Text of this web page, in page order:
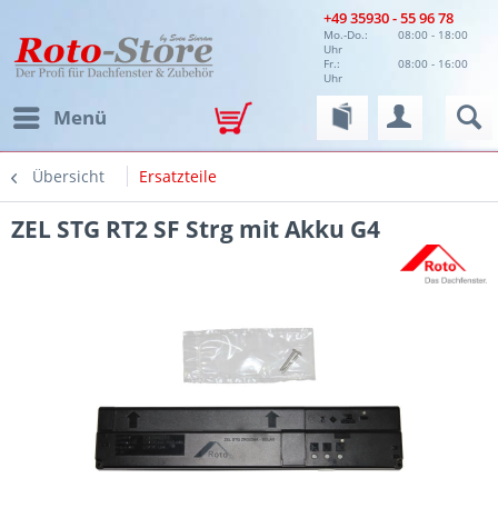
+49 35930 - 55 96 78
Mo.-Do.:
08:00 - 18:00
Uhr
Fr.:
08:00 - 16:00
Uhr
Menü
Übersicht Ersatzteile
ZEL STG RT2 SF Strg mit Akku G4